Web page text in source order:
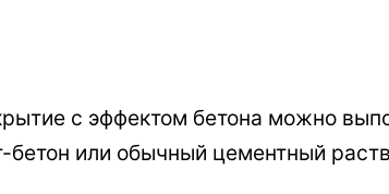
с эффектом бетона можно
бетон или обычный цементный